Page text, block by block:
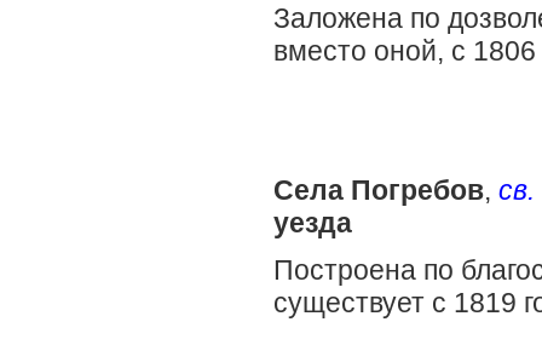
Заложена по
вместо оной, с
Села Погребов,
уезда
Построена по
существует с 1819